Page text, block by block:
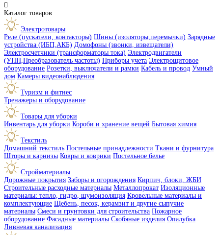

Каталог товаров
Электротовары
Реле (пускатели, контакторы) Шины (изоляторы,перемычки) Зарядные
устройства (ИБП,АКБ) Домофоны (звонки, извещатели)
Электросчетчики (трансформаторы тока) Электродвигатели
(УПП,Преобразователь частоты) Приборы учета Электрощитовое
оборудование Розетки, выключатели и рамки Кабель и провод Умный
дом Камеры видеонаблюдения
Туризм и фитнес
Тренажеры и оборудование
Товары для уборки
Инвентарь для уборки Короби и хранение вещей Бытовая химия
Текстиль
Домашний текстиль Постельные принадлежности Ткани и фурнитура
Шторы и карнизы Ковры и коврики Постельное белье
Стройматериалы
Дорожные покрытия Заборы и огорождения Кирпич, блоки, ЖБИ
Строительные расходные материалы Металлопрокат Изоляционные
материалы: тепло, гидро, шумоизоляция Кровельные материалы и
комплектующие Щебень, песок, керамзит и другие сыпучие
материалы Смеси и грунтовки для строительства Пожарное
оборудование Фасадные материалы Скобяные изделия Опалубка
Ливневая канализация